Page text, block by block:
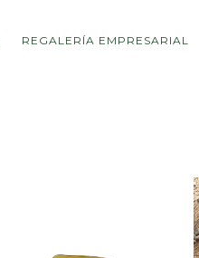
REGALERÍA EMPRESARIAL